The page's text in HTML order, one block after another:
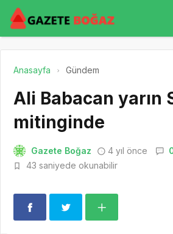
Anasayfa Gündem
Ali Babacan yarın
mitinginde
Gazete Boğaz 4 yıl önce
43 saniyede okunabilir